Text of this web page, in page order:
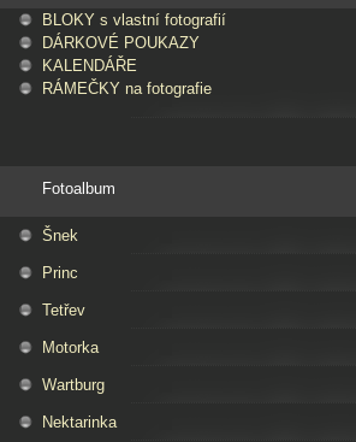
BLOKY s vlastní fotografií
DÁRKOVÉ POUKAZY
KALENDÁŘE
RÁMEČKY na fotografie
Fotoalbum
Šnek
Princ
Tetřev
Motorka
Wartburg
Nektarinka